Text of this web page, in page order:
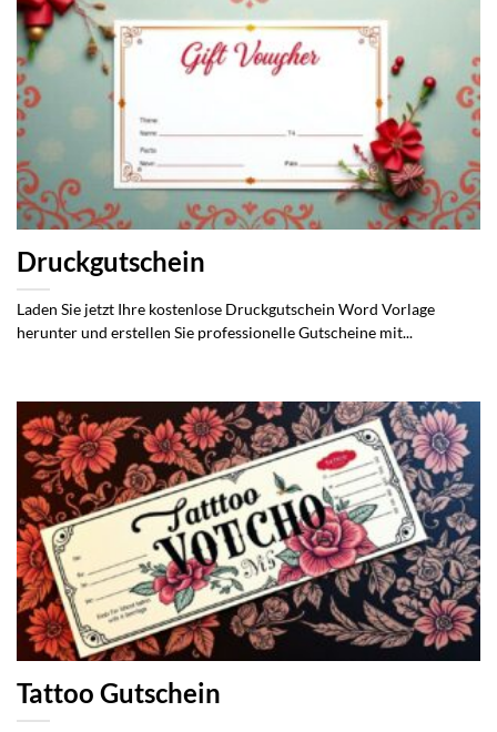
Druckgutschein
Laden Sie jetzt Ihre kostenlose Druckgutschein Word Vorlage
herunter und erstellen Sie professionelle Gutscheine mit...
Tattoo Gutschein